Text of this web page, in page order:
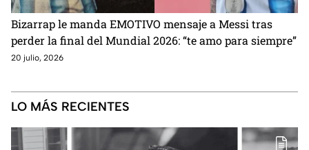
Bizarrap le manda EMOTIVO mensaje a Messi tras
perder la final del Mundial 2026: “te amo para siempre”
20 julio, 2026
LO MÁS RECIENTES